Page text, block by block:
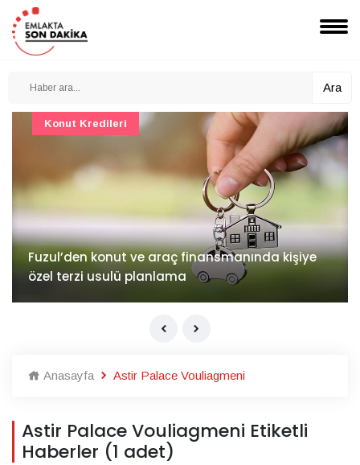
Ara
İv Kandilli'de yaşam yakında başlıyor
Konut Projeleri
Anasayfa Astir Palace Vouliagmeni
Astir Palace Vouliagmeni Etiketli
Haberler (1 adet)